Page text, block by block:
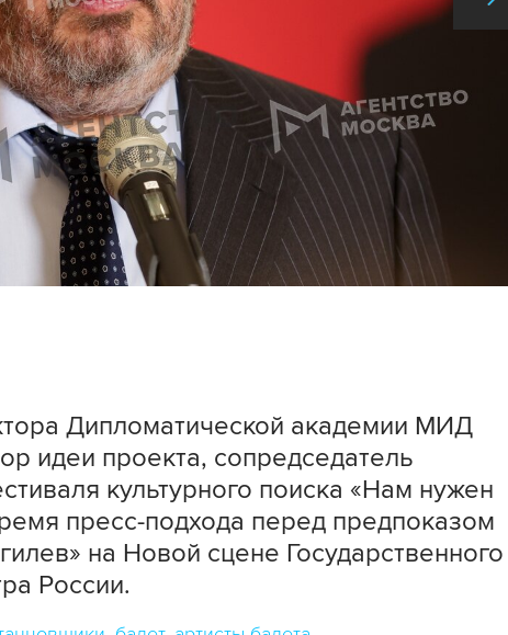
Дипломатической академии МИД
идеи проекта, сопредседатель
культурного поиска «Нам нужен
пресс-подхода перед предпоказом
на Новой сцене Государственного
России.